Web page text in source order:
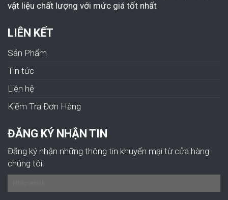
vật liệu chất lượng với mức giá tốt nhất
LIÊN KẾT
Sản Phẩm
Tin tức
Liên hệ
Kiếm Tra Đơn Hàng
ĐĂNG KÝ NHẬN TIN
Đăng ký nhận những thông tin khuyến mại từ cửa hàng
chúng tôi.